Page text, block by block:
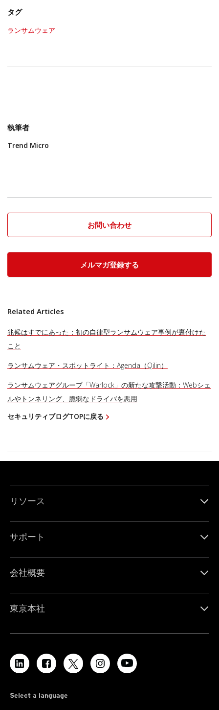
タグ
ランサムウェア
執筆者
Trend Micro
お問い合わせ
メルマガ登録する
Related Articles
兆候はすでにあった：初の自律型ランサムウェア事例が裏付けた
こと
ランサムウェア・スポットライト：Agenda（Qilin）
ランサムウェアグループ「Warlock」の新たな攻撃活動：Webシェ
ルやトンネリング、脆弱なドライバを悪用
セキュリティブログTOPに戻る
リソース
サポート
会社概要
東京本社
Select a language